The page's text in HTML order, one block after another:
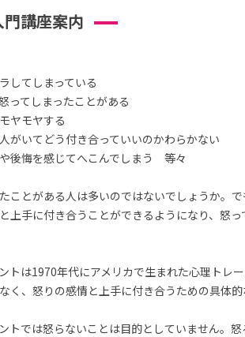
講座案内
してしまっている
ってしまったことがある
ヤモヤする
がいてどう付き合っていいのかわらかない
後悔を感じてへこんでしまう 等々
ことがある人は多いのではないでしょうか。
上手に付き合うことができるようになり、怒
トは1970年代にアメリカで生まれた心理トレ
く、怒りの感情と上手に付き合うための具体的
トでは怒らないことは目的としていません。